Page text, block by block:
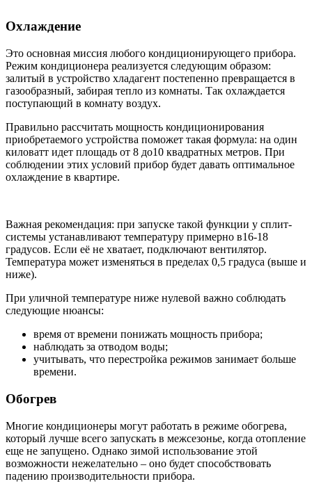
Охлаждение
Это основная миссия любого кондиционирующего прибора.
Режим кондиционера реализуется следующим образом:
залитый в устройство хладагент постепенно превращается в
газообразный, забирая тепло из комнаты. Так охлаждается
поступающий в комнату воздух.
Правильно рассчитать мощность кондиционирования
приобретаемого устройства поможет такая формула: на один
киловатт идет площадь от 8 до10 квадратных метров. При
соблюдении этих условий прибор будет давать оптимальное
охлаждение в квартире.
Важная рекомендация: при запуске такой функции у сплит-
системы устанавливают температуру примерно в16-18
градусов. Если её не хватает, подключают вентилятор.
Температура может изменяться в пределах 0,5 градуса (выше и
ниже).
При уличной температуре ниже нулевой важно соблюдать
следующие нюансы:
время от времени понижать мощность прибора;
наблюдать за отводом воды;
учитывать, что перестройка режимов занимает больше
времени.
Обогрев
Многие кондиционеры могут работать в режиме обогрева,
который лучше всего запускать в межсезонье, когда отопление
еще не запущено. Однако зимой использование этой
возможности нежелательно – оно будет способствовать
падению производительности прибора.